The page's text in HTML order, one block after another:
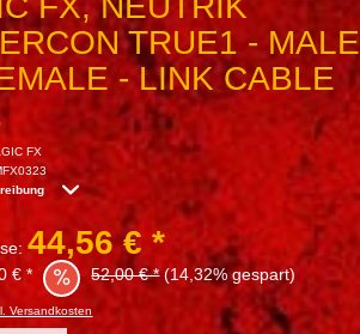
TRUE1 - MALE
- LINK CABLE
FX
44,56 € *
€ * 52,00 € * (14,32% gespart)
Versandkosten